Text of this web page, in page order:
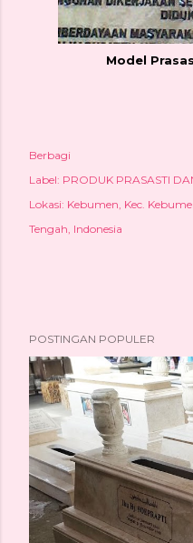
Model
Berbagi
Label: PRODUK PRASASTI
Lokasi: Kebumen, Kec.
Tengah, Indonesia
POSTINGAN POPULER